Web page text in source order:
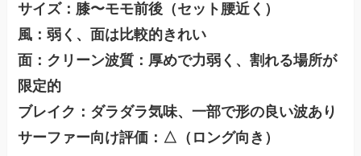
サイズ：膝〜モモ前後（セット腰近く）
風：弱く、面は比較的きれい
面：クリーン波質：厚めで力弱く、割れる場所が
限定的
ブレイク：ダラダラ気味、一部で形の良い波あり
サーファー向け評価：△（ロング向き）